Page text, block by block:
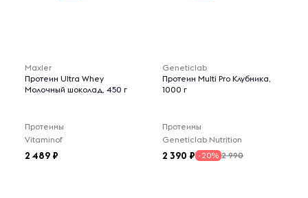
Maxler
Протеин Ultra Whey
Молочный шоколад, 450 г
Протеины
Vitaminof
2 489
Geneticlab
Протеин Multi Pro Клубника,
1000 г
Протеины
Geneticlab Nutrition
2 390 -20% 2 990